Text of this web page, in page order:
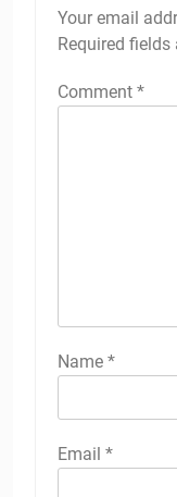
Your email
Required fields
Comment *
Name *
Email *